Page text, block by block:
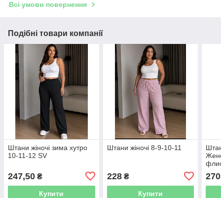
Всі умови повернення
Подібні товари компанії
Штани жіночі зима хутро
10-11-12 SV
247,50 ₴
Купити
Штани жіночі 8-9-10-11
228₴
Купити
270